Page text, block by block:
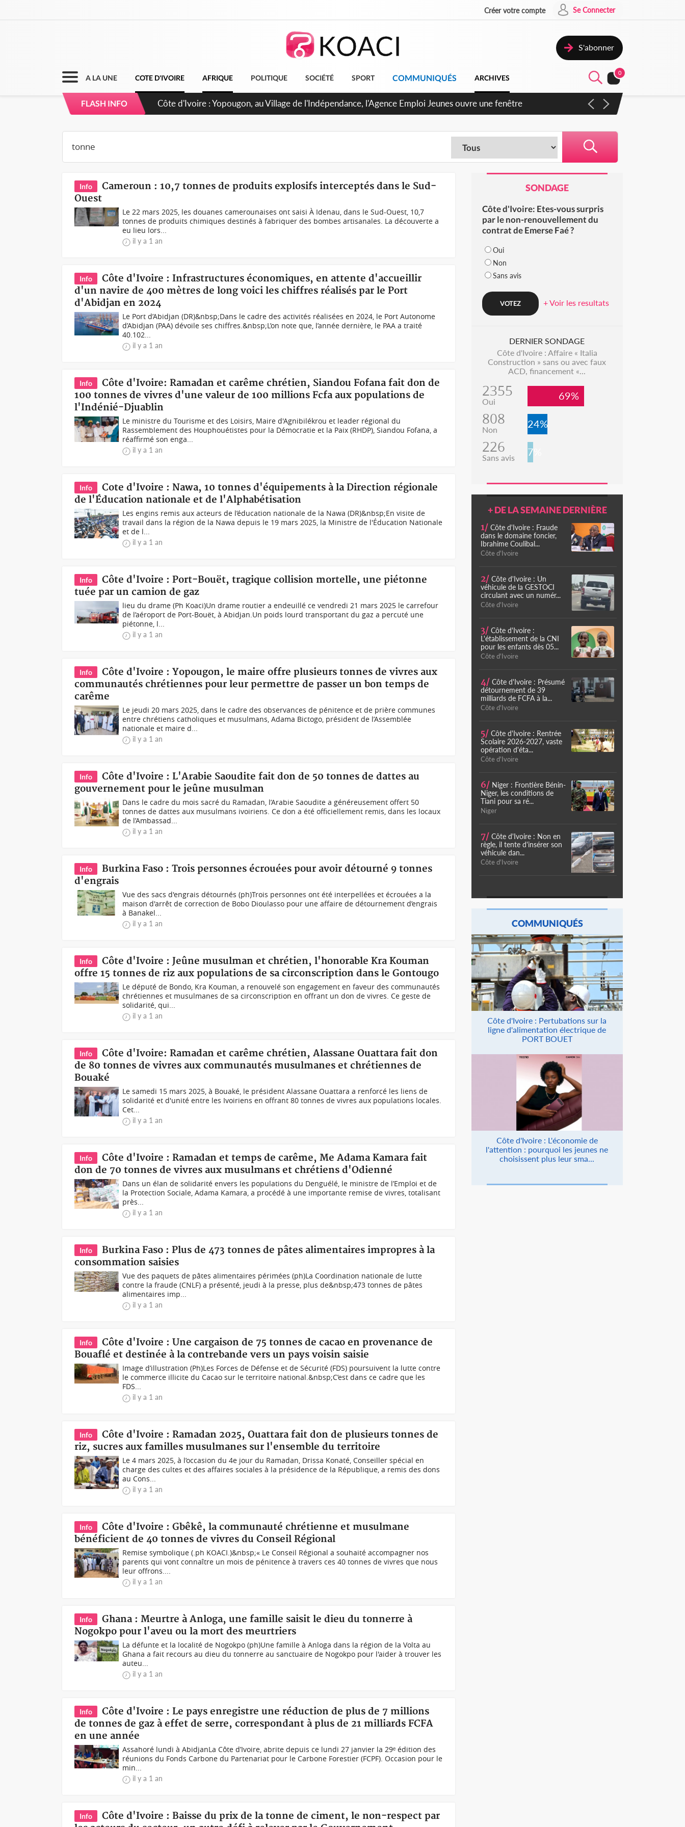
Créer votre compte Se Connecter
S'abonner
A LA UNE COTE D'IVOIRE AFRIQUE POLITIQUE SOCIÉTÉ SPORT COMMUNIQUÉS ARCHIVES
0
FLASH INFO
Côte d'Ivoire : CHU de Treichville, après la fronde, les agents contractuels obtiennent un accord avec la
Info
Cameroun : 10,7 tonnes de produits explosifs interceptés dans le Sud-
Ouest
Le 22 mars 2025, les douanes camerounaises ont saisi À Idenau, dans le Sud-Ouest, 10,7
tonnes de produits chimiques destinés à fabriquer des bombes artisanales. La découverte a
eu lieu lors...
il y a 1 an
Info
Côte d'Ivoire : Infrastructures économiques, en attente d'accueillir
d'un navire de 400 mètres de long voici les chiffres réalisés par le Port
d'Abidjan en 2024
Le Port d’Abidjan (DR)&nbsp;Dans le cadre des activités réalisées en 2024, le Port Autonome
d’Abidjan (PAA) dévoile ses chiffres.&nbsp;L’on note que, l’année dernière, le PAA a traité
40.102...
il y a 1 an
Info
Côte d'Ivoire: Ramadan et carême chrétien, Siandou Fofana fait don de
100 tonnes de vivres d'une valeur de 100 millions Fcfa aux populations de
l'Indénié-Djuablin
Le ministre du Tourisme et des Loisirs, Maire d'Agnibilékrou et leader régional du
Rassemblement des Houphouétistes pour la Démocratie et la Paix (RHDP), Siandou Fofana, a
réaffirmé son enga...
il y a 1 an
Info
Cote d'Ivoire : Nawa, 10 tonnes d'équipements à la Direction régionale
de l'Éducation nationale et de l'Alphabétisation
Les engins remis aux acteurs de l’éducation nationale de la Nawa (DR)&nbsp;En visite de
travail dans la région de la Nawa depuis le 19 mars 2025, la Ministre de l'Éducation Nationale
et de l...
il y a 1 an
Info
Côte d'Ivoire : Port-Bouët, tragique collision mortelle, une piétonne
tuée par un camion de gaz
lieu du drame (Ph Koaci)Un drame routier a endeuillé ce vendredi 21 mars 2025 le carrefour
de l’aéroport de Port-Bouët, à Abidjan.Un poids lourd transportant du gaz a percuté une
piétonne, l...
il y a 1 an
Info
Côte d'Ivoire : Yopougon, le maire offre plusieurs tonnes de vivres aux
communautés chrétiennes pour leur permettre de passer un bon temps de
carême
Le jeudi 20 mars 2025, dans le cadre des observances de pénitence et de prière communes
entre chrétiens catholiques et musulmans, Adama Bictogo, président de l’Assemblée
nationale et maire d...
il y a 1 an
Info
Côte d'Ivoire : L'Arabie Saoudite fait don de 50 tonnes de dattes au
gouvernement pour le jeûne musulman
Dans le cadre du mois sacré du Ramadan, l’Arabie Saoudite a généreusement offert 50
tonnes de dattes aux musulmans ivoiriens. Ce don a été officiellement remis, dans les locaux
de l’Ambassad...
il y a 1 an
Info
Burkina Faso : Trois personnes écrouées pour avoir détourné 9 tonnes
d'engrais
Vue des sacs d'engrais détournés (ph)Trois personnes ont été interpellées et écrouées a la
maison d'arrêt de correction de Bobo Dioulasso pour une affaire de détournement d’engrais
à Banakel...
il y a 1 an
Info
Côte d'Ivoire : Jeûne musulman et chrétien, l'honorable Kra Kouman
offre 15 tonnes de riz aux populations de sa circonscription dans le Gontougo
Le député de Bondo, Kra Kouman, a renouvelé son engagement en faveur des communautés
chrétiennes et musulmanes de sa circonscription en offrant un don de vivres. Ce geste de
solidarité, qui...
il y a 1 an
Info
Côte d'Ivoire: Ramadan et carême chrétien, Alassane Ouattara fait don
de 80 tonnes de vivres aux communautés musulmanes et chrétiennes de
Bouaké
Le samedi 15 mars 2025, à Bouaké, le président Alassane Ouattara a renforcé les liens de
solidarité et d'unité entre les Ivoiriens en offrant 80 tonnes de vivres aux populations locales.
Cet...
il y a 1 an
Info
Côte d'Ivoire : Ramadan et temps de carême, Me Adama Kamara fait
don de 70 tonnes de vivres aux musulmans et chrétiens d'Odienné
Dans un élan de solidarité envers les populations du Denguélé, le ministre de l’Emploi et de
la Protection Sociale, Adama Kamara, a procédé à une importante remise de vivres, totalisant
près...
il y a 1 an
Info
Burkina Faso : Plus de 473 tonnes de pâtes alimentaires impropres à la
consommation saisies
Vue des paquets de pâtes alimentaires périmées (ph)La Coordination nationale de lutte
contre la fraude (CNLF) a présenté, jeudi à la presse, plus de&nbsp;473 tonnes de pâtes
alimentaires imp...
il y a 1 an
Info
Côte d'Ivoire : Une cargaison de 75 tonnes de cacao en provenance de
Bouaflé et destinée à la contrebande vers un pays voisin saisie
Image d’illustration (Ph)Les Forces de Défense et de Sécurité (FDS) poursuivent la lutte contre
le commerce illicite du Cacao sur le territoire national.&nbsp;C’est dans ce cadre que les
FDS...
il y a 1 an
Info
Côte d'Ivoire : Ramadan 2025, Ouattara fait don de plusieurs tonnes de
riz, sucres aux familles musulmanes sur l'ensemble du territoire
Le 4 mars 2025, à l’occasion du 4e jour du Ramadan, Drissa Konaté, Conseiller spécial en
charge des cultes et des affaires sociales à la présidence de la République, a remis des dons
au Cons...
il y a 1 an
Info
Côte d'Ivoire : Gbêkê, la communauté chrétienne et musulmane
bénéficient de 40 tonnes de vivres du Conseil Régional
Remise symbolique (.ph KOACI.)&nbsp;« Le Conseil Régional a souhaité accompagner nos
parents qui vont connaître un mois de pénitence à travers ces 40 tonnes de vivres que nous
leur offrons....
il y a 1 an
Info
Ghana : Meurtre à Anloga, une famille saisit le dieu du tonnerre à
Nogokpo pour l'aveu ou la mort des meurtriers
La défunte et la localité de Nogokpo (ph)Une famille à Anloga dans la région de la Volta au
Ghana a fait recours au dieu du tonnerre au sanctuaire de Nogokpo pour l'aider à trouver les
auteu...
il y a 1 an
Info
Côte d'Ivoire : Le pays enregistre une réduction de plus de 7 millions
de tonnes de gaz à effet de serre, correspondant à plus de 21 milliards FCFA
en une année
Assahoré lundi à AbidjanLa Côte d’Ivoire, abrite depuis ce lundi 27 janvier la 29ᵉ édition des
réunions du Fonds Carbone du Partenariat pour le Carbone Forestier (FCPF). Occasion pour le
min...
il y a 1 an
Info
Côte d'Ivoire : Baisse du prix de la tonne de ciment, le non-respect par
SONDAGE
Côte d'Ivoire: Etes-vous surpris
par le non-renouvellement du
contrat de Emerse Faé ?
Oui
Non
Sans avis
+ Voir les resultats
DERNIER SONDAGE
Côte d'Ivoire : Affaire « Italia
Construction » sans ou avec faux
ACD, financement «...
2355
Oui 69%
808
Non 24%
226
Sans avis 7%
+ DE LA SEMAINE DERNIÈRE
1/ Côte d'Ivoire : Fraude
dans le domaine foncier,
Ibrahime Coulibal...
Côte d'Ivoire
2/ Côte d'Ivoire : Un
véhicule de la GESTOCI
circulant avec un numér...
Côte d'Ivoire
3/ Côte d'Ivoire :
L'établissement de la CNI
pour les enfants dès 05...
Côte d'Ivoire
4/ Côte d'Ivoire : Présumé
détournement de 39
milliards de FCFA à la...
Côte d'Ivoire
5/ Côte d'Ivoire : Rentrée
Scolaire 2026-2027, vaste
opération d'éta...
Côte d'Ivoire
6/ Niger : Frontière Bénin-
Niger, les conditions de
Tiani pour sa ré...
Niger
7/ Côte d'Ivoire : Non en
règle, il tente d'insérer son
véhicule dan...
Côte d'Ivoire
COMMUNIQUÉS
Côte d'Ivoire : Pertubations sur la
ligne d'alimentation électrique de
PORT BOUET
Côte d'Ivoire : L'économie de
l'attention : pourquoi les jeunes ne
choisissent plus leur sma...